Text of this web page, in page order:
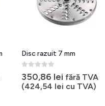
Disc razuit 7 mm
0out of 5
350,86 lei fără TVA
(424,54 lei cu TVA)